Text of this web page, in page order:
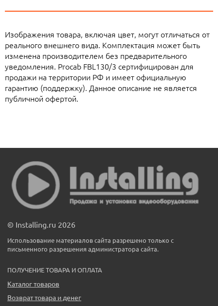
Изображения товара, включая цвет, могут отличаться от
реального внешнего вида. Комплектация может быть
изменена производителем без предварительного
уведомления. Procab FBL130/3 сертифицирован для
продажи на территории РФ и имеет официальную
гарантию (поддержку). Данное описание не является
публичной офертой.
© Installing.ru 2026
Использование материалов сайта разрешено только с
письменного разрешения администратора сайта.
ПОЛУЧЕНИЕ ТОВАРА И ОПЛАТА
Каталог товаров
Возврат товара и денег